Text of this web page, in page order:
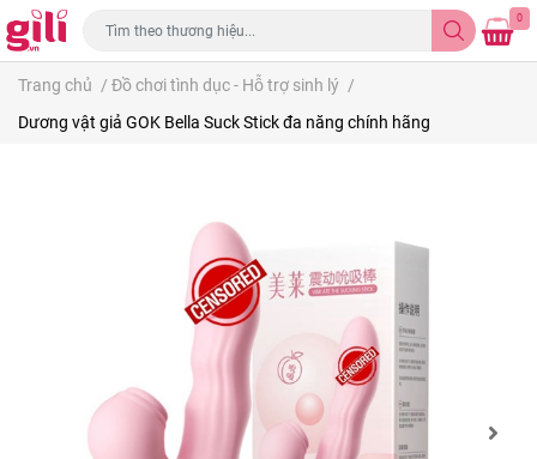
0
Trang chủ / Đồ chơi tình dục - Hỗ trợ sinh lý /
Dương vật giả GOK Bella Suck Stick đa năng chính hãng